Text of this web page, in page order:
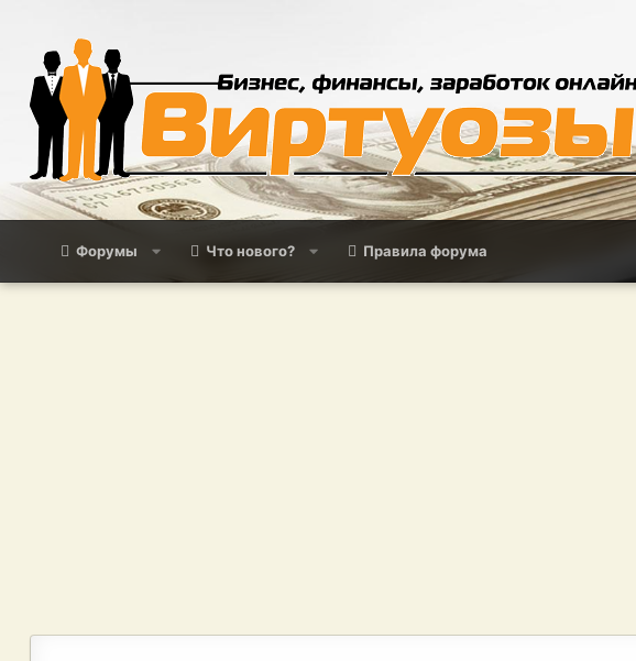
Форумы Что нового? Правила форума